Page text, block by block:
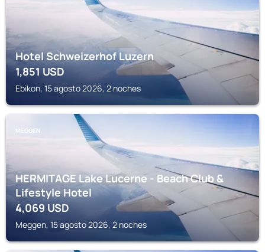
Hotel Schweizerhof Luzern
1,851USD
Ebikon, 15 agosto 2026, 2 noches
MEGGEN
HERMITAGE Lake Lucerne - Beach Club &
Lifestyle Hotel
4,069 USD
Meggen, 15 agosto 2026, 2 noches